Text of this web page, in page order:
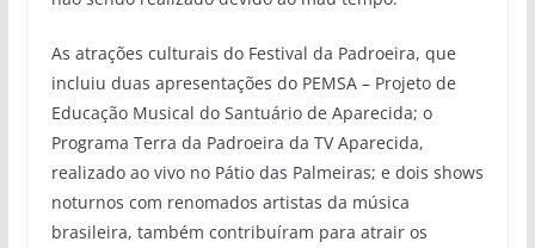
As atrações culturais do Festival da Padroeira, que
incluiu duas apresentações do PEMSA – Projeto de
Educação Musical do Santuário de Aparecida; o
Programa Terra da Padroeira da TV Aparecida,
realizado ao vivo no Pátio das Palmeiras; e dois shows
noturnos com renomados artistas da música
brasileira, também contribuíram para atrair os